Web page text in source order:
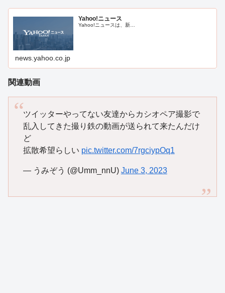
Yahoo!ニュース
Yahoo!ニュースは、新…
news.yahoo.co.jp
関連動画
ツイッターやってない友達からカシオペア撮影で
乱入してきた撮り鉄の動画が送られて来たんだけ
ど
拡散希望らしい pic.twitter.com/7rgciypOq1
— うみぞう (@Umm_nnU) June 3, 2023